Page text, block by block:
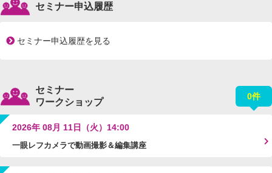
セミナー申込履歴
セミナー申込履歴を見る
セミナー
ワークショップ
0件
2026年 08月 11日（火）14:00
一眼レフカメラで動画撮影＆編集講座